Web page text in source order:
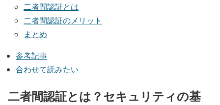
二者間認証とは
二者間認証のメリット
まとめ
参考記事
合わせて読みたい
二者間認証とは？セキュリティの基